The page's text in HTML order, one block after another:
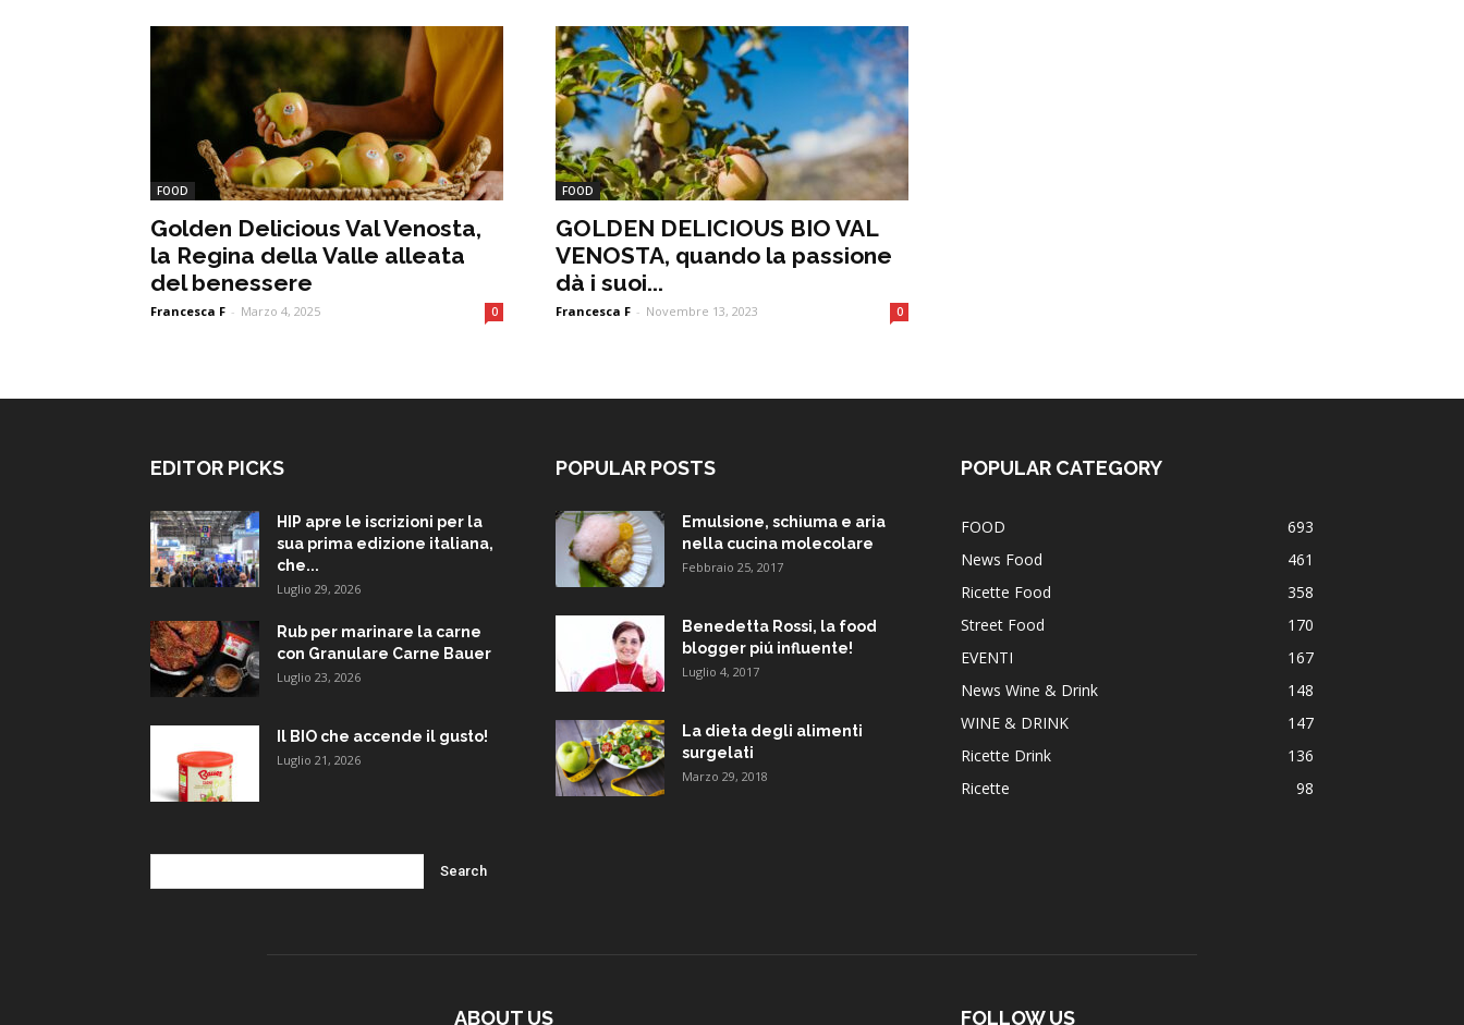
FOOD
Golden Delicious Val Venosta,
la Regina della Valle alleata
del benessere
Francesca F - Marzo 4, 2025 0
FOOD
GOLDEN DELICIOUS BIO VAL
VENOSTA, quando la passione
dà i suoi...
Francesca F - Novembre 13, 2023 0
EDITOR PICKS
HIP apre le iscrizioni per la
sua prima edizione italiana,
che...
Luglio 29, 2026
Rub per marinare la carne
con Granulare Carne Bauer
Luglio 23, 2026
Il BIO che accende il gusto!
Luglio 21, 2026
POPULAR POSTS
Emulsione, schiuma e aria
nella cucina molecolare
Febbraio 25, 2017
Benedetta Rossi, la food
blogger piú influente!
Luglio 4, 2017
La dieta degli alimenti
surgelati
Marzo 29, 2018
POPULAR CATEGORY
FOOD
693
News Food
461
Ricette Food
358
Street Food
170
EVENTI
167
News Wine & Drink
148
WINE & DRINK
147
Ricette Drink
136
Ricette
98
ABOUT US FOLLOW US